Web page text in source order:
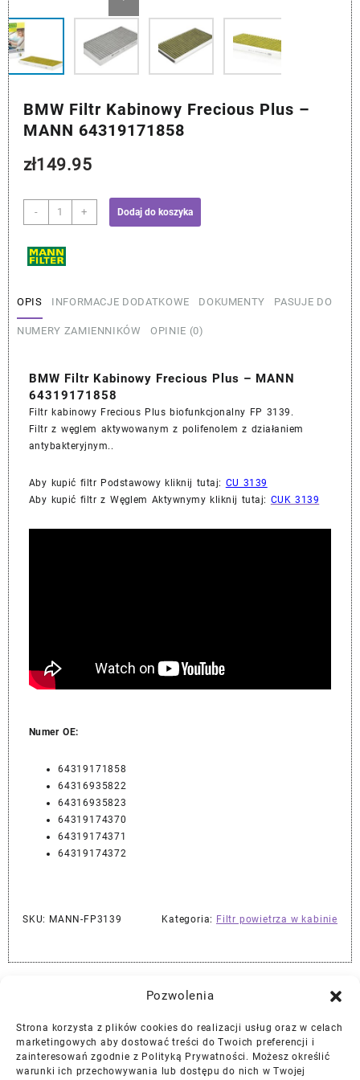
Pozwolenia
Strona korzysta z plików cookies do realizacji usług oraz w celach
marketingowych aby dostować treści do Twoich preferencji i
zainteresowań zgodnie z Polityką Prywatności. Możesz określić
warunki ich przechowywania lub dostępu do nich w Twojej
BMW Filtr Kabinowy Frecious Plus –
MANN 64319171858
zł149.95
-
ilość
BMW
Kabinowy
MANN
+ Dodaj do koszyka
OPIS INFORMACJE DODATKOWE DOKUMENTY PASUJE DO
NUMERY ZAMIENNIKÓW OPINIE (0)
BMW Filtr Kabinowy Frecious Plus – MANN
64319171858
Filtr kabinowy Frecious Plus biofunkcjonalny FP 3139.
Filtr z węglem aktywowanym z polifenolem z działaniem
antybakteryjnym..
Aby kupić filtr Podstawowy kliknij tutaj: CU 3139
Aby kupić filtr z Węglem Aktywnymy kliknij tutaj: CUK 3139
Numer OE:
64319171858
64316935822
64316935823
64319174370
64319174371
64319174372
SKU: MANN-FP3139 Kategoria: Filtr powietrza w kabinie
Najlepszej Jakości Części Samochodowe z Gwarancją Dożywotnią!*
Gwarancja i Zwroty